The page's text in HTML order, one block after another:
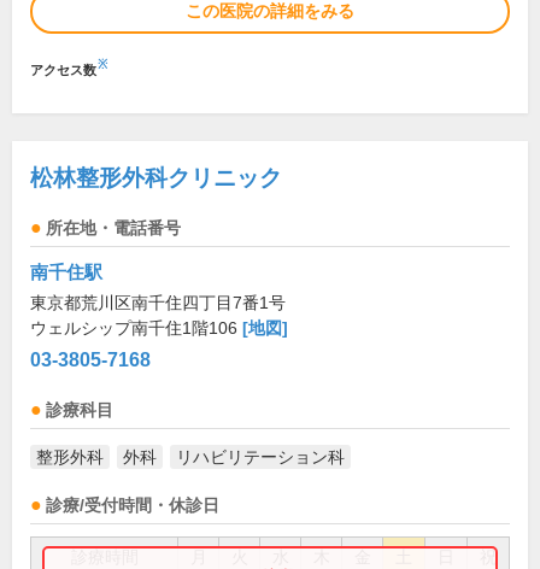
この医院の詳細をみる
アクセス数※
松林整形外科クリニック
所在地・電話番号
南千住駅
東京都荒川区南千住四丁目7番1号
ウェルシップ南千住1階106 [地図]
03-3805-7168
診療科目
整形外科 外科 リハビリテーション科
診療/受付時間・休診日
祝